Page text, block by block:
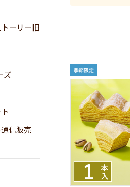
ーリー旧
ズ
信販売